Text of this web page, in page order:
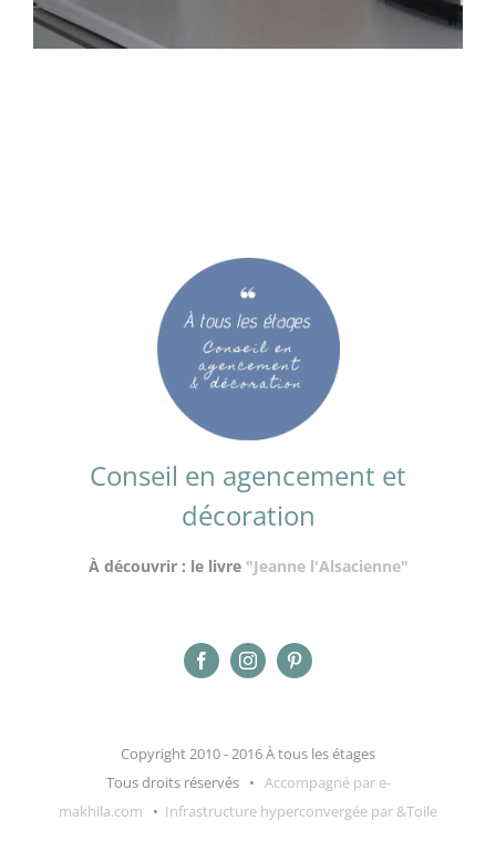
Conseil en agencement et
décoration
À découvrir : le livre "Jeanne l'Alsacienne"
Copyright 2010 - 2016 À tous les étages
Tous droits réservés • Accompagné par e-
makhila.com • Infrastructure hyperconvergée par &Toile